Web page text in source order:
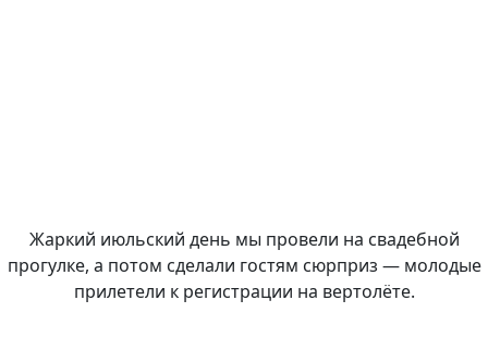
Жаркий июльский день мы провели на свадебной
прогулке, а потом сделали гостям сюрприз — молодые
прилетели к регистрации на вертолёте.